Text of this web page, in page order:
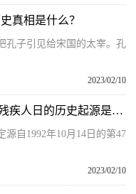
真相是什么？
孔子引见给宋国的太宰。孔
2023/02/10
国际残疾人日是哪年开始的？国际残疾人日的历史起源是什么？
源自1992年10月14日的第47
2023/02/10